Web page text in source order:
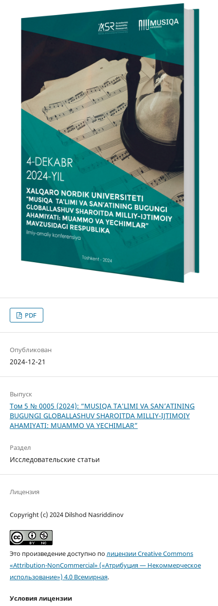
PDF
Опубликован
2024-12-21
Выпуск
Том 5 № 0005 (2024): “MUSIQA TA’LIMI VA SAN’ATINING
BUGUNGI GLOBALLASHUV SHAROITDA MILLIY-IJTIMOIY
AHAMIYATI: MUAMMO VA YECHIMLAR”
Раздел
Исследовательские статьи
Лицензия
Copyright (c) 2024 Dilshod Nasriddinov
Это произведение доступно полицензии Creative Commons
«Attribution-NonCommercial» («Атрибуция — Некоммерческое
использование») 4.0 Всемирная.
Условия лицензии